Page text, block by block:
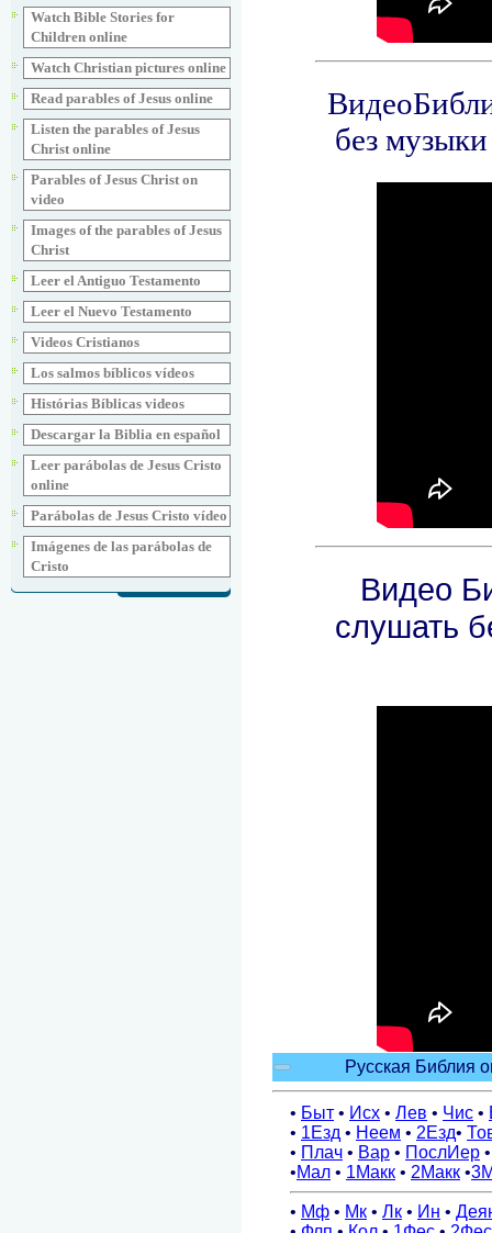
Watch Bible Stories for
Children online
Watch Christian pictures online
Read parables of Jesus online
Listen the parables of Jesus
Christ online
Parables of Jesus Christ on
video
Images of the parables of Jesus
Christ
Leer el Antiguo Testamento
Leer el Nuevo Testamento
Videos Cristianos
Los salmos bíblicos vídeos
Histórias Bíblicas videos
Descargar la Biblia en español
Leer parábolas de Jesus Cristo
online
Parábolas de Jesus Cristo vídeo
Imágenes de las parábolas de
Cristo